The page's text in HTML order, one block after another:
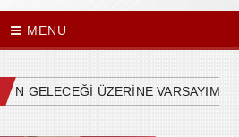
MENU
ÜZERİNE VARSAYIMLAR